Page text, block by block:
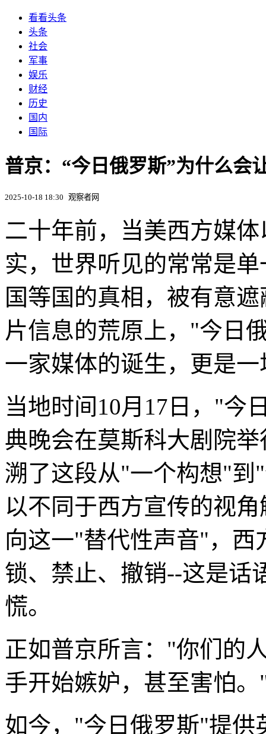
看看头条
头条
社会
军事
娱乐
财经
历史
国内
国际
普京：“今日俄罗斯”为什么会
2025-10-18 18:30 观察者网
二十年前，当美西方媒
实，世界听见的常常是
国等国的真相，被有意
片信息的荒原上，"今日
一家媒体的诞生，更是
当地时间10月17日，"今
典晚会在莫斯科大剧院
溯了这段从"一个构想"到
以不同于西方宣传的视
向这一"替代性声音"，西
锁、禁止、撤销--这是话
慌。
正如普京所言："你们的
手开始嫉妒，甚至害怕。
如今，"今日俄罗斯"提供